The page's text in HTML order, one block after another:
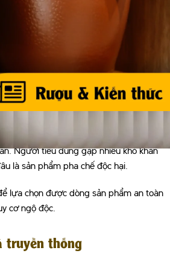
nhiên, đi cùng với sự phát triển của thị
Người tiêu dùng gặp nhiều khó khăn
là sản phẩm pha chế độc hại.
lựa chọn được dòng sản phẩm an toàn
cơ ngộ độc.
truyền thống